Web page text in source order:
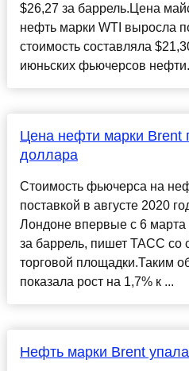
$26,27 за баррель.Цена
нефть марки WTI выросла
стоимость составляла
июньских фьючерсов
Цена нефти марки Brent
доллара
Стоимость фьючерса на
поставкой в августе 2020
Лондоне впервые с 6 марта
за баррель, пишет ТАСС со
торговой площадки.Таким
показала рост на 1,7% к ...
Нефть марки Brent